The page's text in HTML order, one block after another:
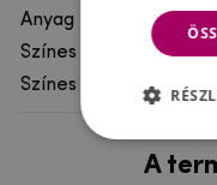
Anyag
Színes
Színes motívum
A